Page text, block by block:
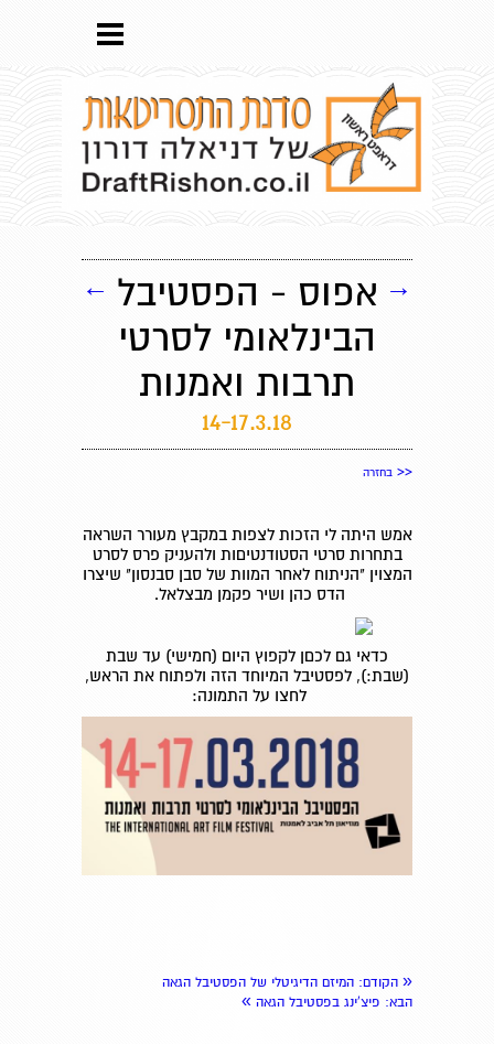
אפוס - הפסטיבל
הבינלאומי לסרטי
תרבות ואמנות
14-17.3.18
← →
<< בחזרה
אמש היתה לי הזכות לצפות במקבץ מעורר השראה
בתחרות סרטי הסטודנטיםות ולהעניק פרס לסרט
המצוין "הניתוח לאחר המוות של סבן סבנסון" שיצרו
הדס כהן ושיר פקמן מבצלאל.
כדאי גם לכםן לקפוץ היום (חמישי) עד שבת
(שבת:), לפסטיבל המיוחד הזה ולפתוח את הראש,
לחצו על התמונה:
« הקודם: המיזם הדיגיטלי של הפסטיבל הגאה
הבא: פיצ'ינג בפסטיבל הגאה »